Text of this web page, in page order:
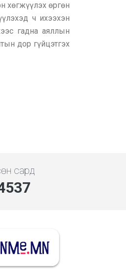
хөгжүүлэх өргөн
ч ихээхэн
гадна аяллын
дор гүйцэтгэх
сард